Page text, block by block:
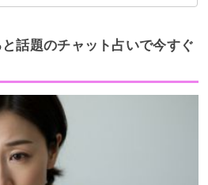
話題のチャット占いで今すぐ